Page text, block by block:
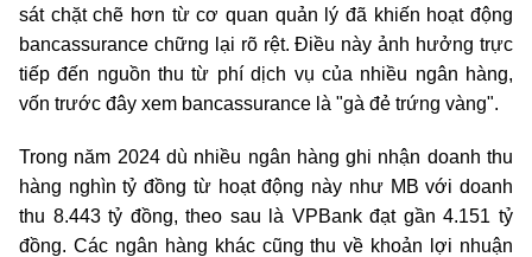
sát chặt chẽ hơn từ cơ quan quản lý đã khiến hoạt động
bancassurance chững lại rõ rệt. Điều này ảnh hưởng trực
tiếp đến nguồn thu từ phí dịch vụ của nhiều ngân hàng,
vốn trước đây xem bancassurance là "gà đẻ trứng vàng".
Trong năm 2024 dù nhiều ngân hàng ghi nhận doanh thu
hàng nghìn tỷ đồng từ hoạt động này như MB với doanh
thu 8.443 tỷ đồng, theo sau là VPBank đạt gần 4.151 tỷ
đồng. Các ngân hàng khác cũng thu về khoản lợi nhuận